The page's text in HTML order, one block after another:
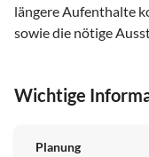
längere Aufenthalte
sowie die nötige
Wichtige
Planung